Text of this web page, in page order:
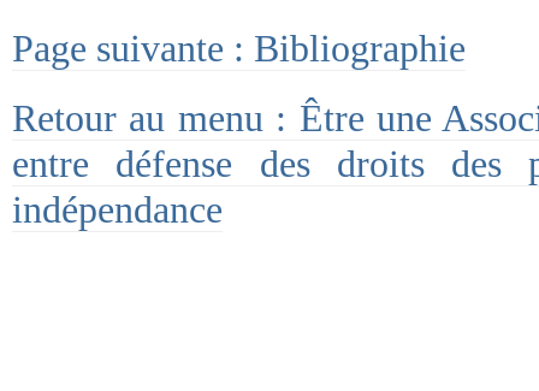
Page suivante : Bibliographie
Retour au menu : Être une
entre défense des droits des
indépendance